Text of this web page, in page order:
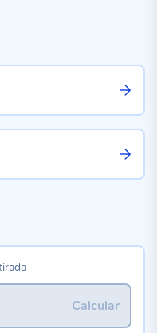
Calcular